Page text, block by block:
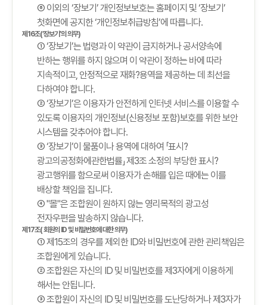
⑥ 이외의 ‘장보기’ 개인정보보호는 홈페이지 및 ‘장보기’
첫화면에 공지한 ‘개인정보취급방침’에 따릅니다.
제16조(‘장보기’의 의무)
① ‘장보기’는 법령과 이 약관이 금지하거나 공서양속에
반하는 행위를 하지 않으며 이 약관이 정하는 바에 따라
지속적이고, 안정적으로 재화?용역을 제공하는 데 최선을
다하여야 합니다.
② ‘장보기’은 이용자가 안전하게 인터넷 서비스를 이용할 수
있도록 이용자의 개인정보(신용정보 포함)보호를 위한 보안
시스템을 갖추어야 합니다.
③ ‘장보기’이 물품이나 용역에 대하여 「표시?
광고의공정화에관한법률」 제3조 소정의 부당한 표시?
광고행위를 함으로써 이용자가 손해를 입은 때에는 이를
배상할 책임을 집니다.
④ "몰"은 조합원이 원하지 않는 영리목적의 광고성
전자우편을 발송하지 않습니다.
제17조( 회원의 ID 및 비밀번호에 대한 의무)
① 제15조의 경우를 제외한 ID와 비밀번호에 관한 관리책임은
조합원에게 있습니다.
② 조합원은 자신의 ID 및 비밀번호를 제3자에게 이용하게
해서는 안됩니다.
③ 조합원이 자신의 ID 및 비밀번호를 도난당하거나 제3자가